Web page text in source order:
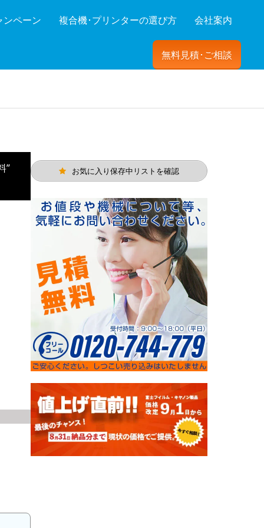
ンペーン 複合機･プリンターの選び方 会社案内
無料見積･ご相談
” お気に入り保存中リストを確認